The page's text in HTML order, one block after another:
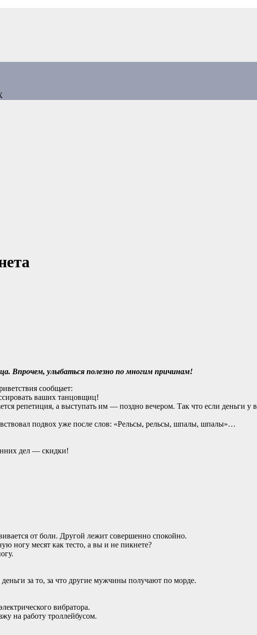
Впрочем, улыбаться полезно по многим причинам!
сообщает:
ваших танцовщиц!
репетиция, а выступать им — поздно вечером. Так что если деньги у
подвох уже после слов: «Рельсы, рельсы, шпалы, шпалы»…
дел — скидки!
от боли. Другой лежит совершенно спокойно.
месят как тесто, а вы и не пикнете?
за то, за что другие мужчины получают по морде.
вибратора.
на работу троллейбусом.